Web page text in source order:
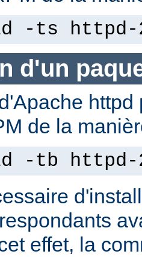
-ts
d'un
de la
-tb
effet, la